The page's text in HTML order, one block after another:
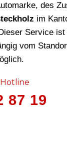
des
im
Service
vom
87 19